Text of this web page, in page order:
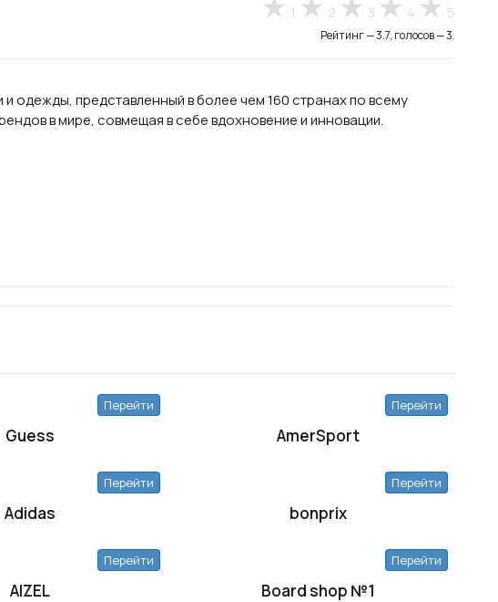
1 2 3 4 5
Рейтинг — 3.7, голосов — 3.
одежды, представленный в более чем 160 странах по всему
в мире, совмещая в себе вдохновение и инновации.
Guess
Перейти
AmerSport
Перейти
Adidas
Перейти
bonprix
Перейти
AIZEL
Перейти
Board shop №1
Перейти